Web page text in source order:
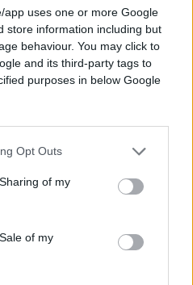
app uses one or more Google
store information including but
behaviour. You may click to
and its third-party tags to
purposes in below Google
Opt Outs
of my
of my
nakit htjela sam da vidim
idem u pravom smjeru.
izvanredni. Danas, nakon
meni izgledaju
pokazatelj koliko sam
i pohvale žena i
kad neko zastane,